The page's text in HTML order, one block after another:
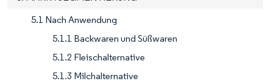
5.1 Nach Anwendung
5.1.1 Backwaren und Süßwaren
5.1.2 Fleischalternative
5.1.3 Milchalternative